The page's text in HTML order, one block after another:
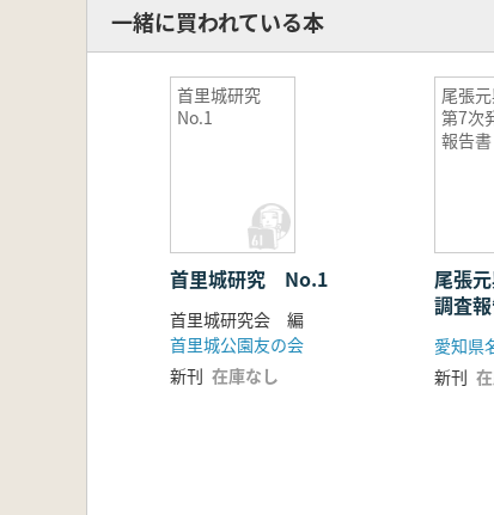
一緒に買われている本
首里城研究
No.1
首里城研究 No.1
首里城研究会 編
首里城公園友の会
新刊 在庫なし
尾張
第7次
報告書
尾張
調査
愛知県
新刊